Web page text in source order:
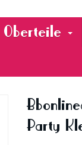
Oberteile
Party